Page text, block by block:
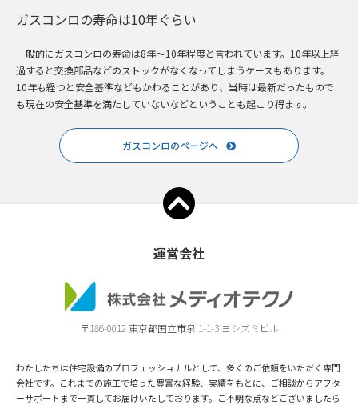
ガスコンロの寿命は10年ぐらい
一般的にガスコンロの寿命は8年～10年程度と言われています。10年以上経
過すると交換部品などのストックがなくなってしまうケースもあります。
10年も経つと安全基準などもかわることがあり、当時は最新だったもので
も現在の安全基準を満たしていないなどということも起こり得ます。
ガスコンロのページへ
運営会社
〒186-0012 東京都国立市泉 1-1-3 ヨシズミビル
わたしたちは住宅設備のプロフェッショナルとして、多くのご依頼をいただく専門
会社です。これまでの施工で培った豊富な経験、実績をもとに、ご相談からアフタ
ーサポートまで一貫してお届けいたしております。ご不明な点などございましたら